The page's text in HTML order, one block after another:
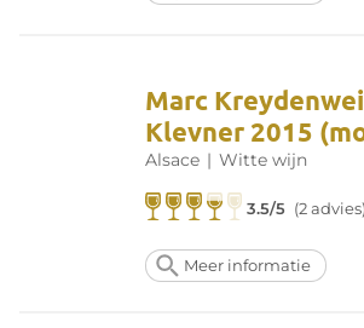
Marc
Klevner 2015
Alsace | Witte wijn
3.5/5 (2 advies)
Meer informatie